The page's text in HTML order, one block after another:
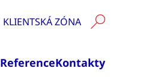
KLIENTSKÁ ZÓNA
ReferenceKontakty